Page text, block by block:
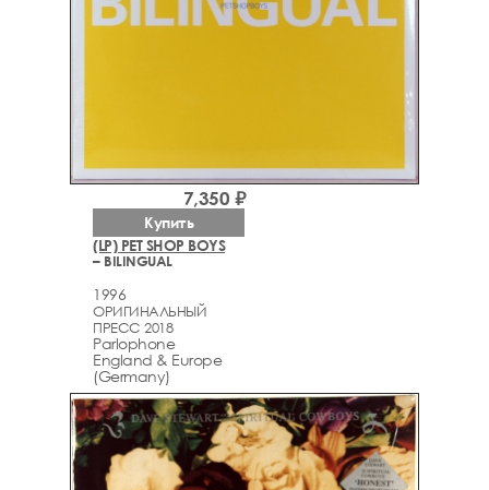
(LP) PET SHOP BOYS
– BILINGUAL
1996
ОРИГИНАЛЬНЫЙ
ПРЕСС 2018
Parlophone
England & Europe
(Germany)
7,350 ₽
Купить